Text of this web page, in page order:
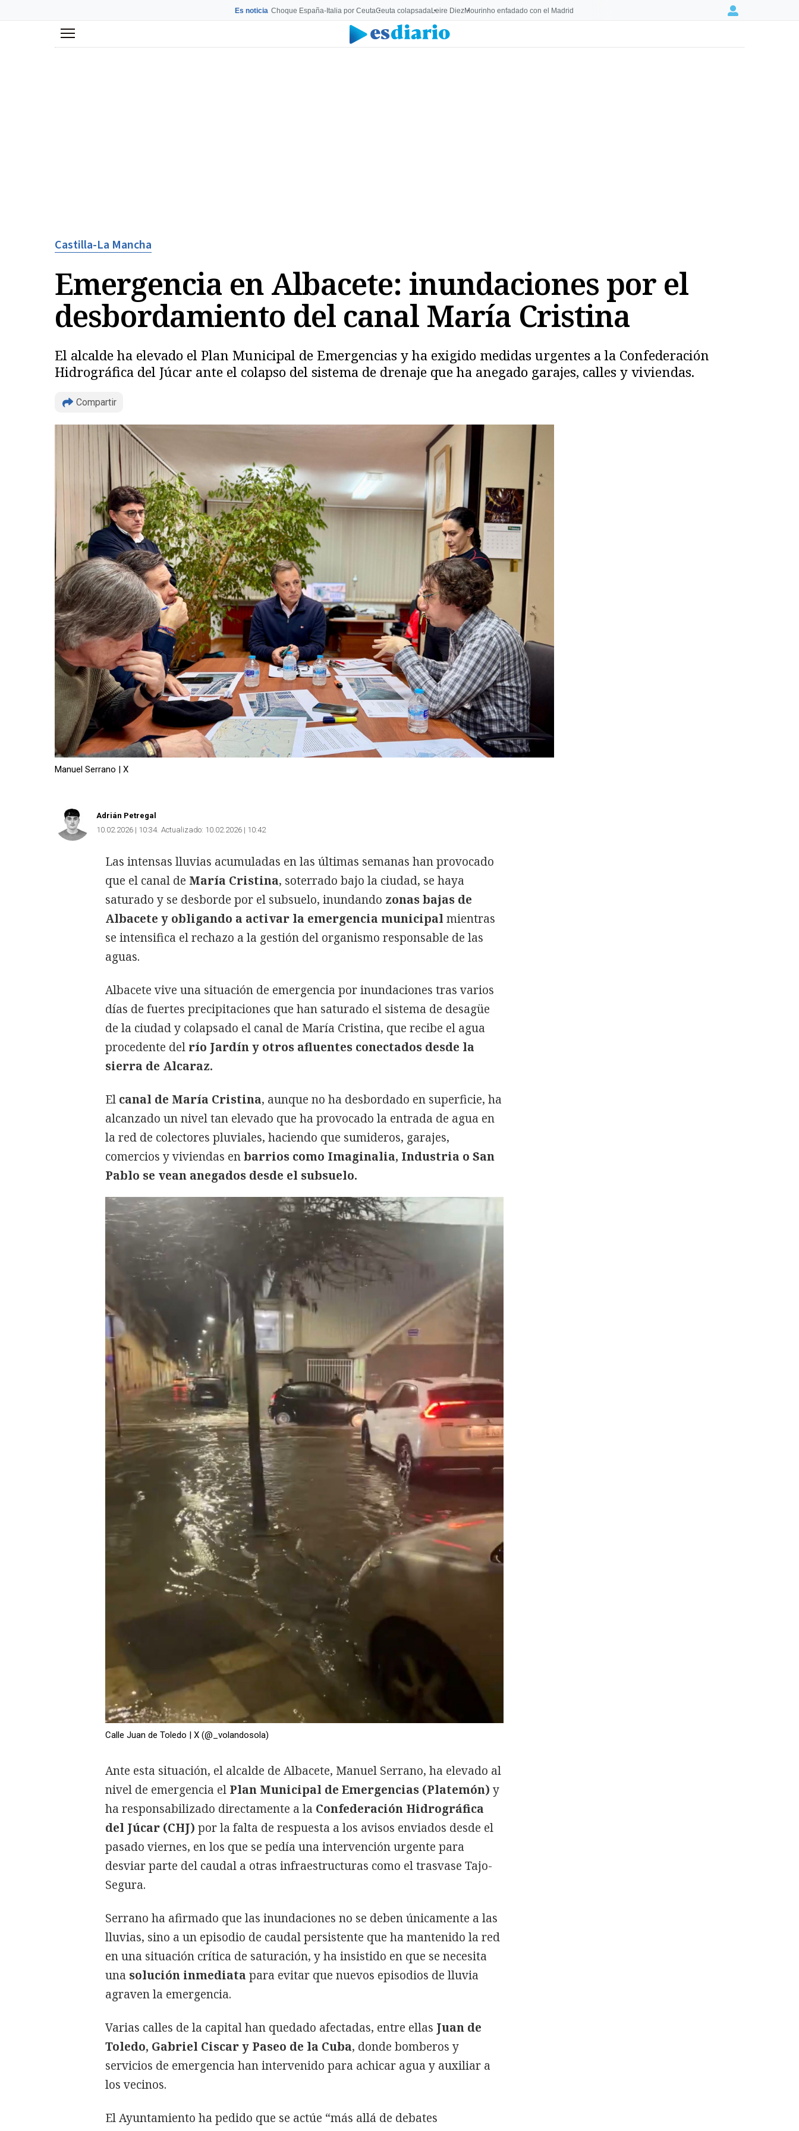
Es noticia Choque España-Italia por CeutaCeuta colapsadaLeire DiezMourinho enfadado con el Madrid Login
Menú
Castilla-La Mancha
Emergencia en Albacete: inundaciones por el
desbordamiento del canal María Cristina
El alcalde ha elevado el Plan Municipal de Emergencias y ha exigido medidas urgentes a la Confederación
Hidrográfica del Júcar ante el colapso del sistema de drenaje que ha anegado garajes, calles y viviendas.
Compartir
Copiar
Manuel Serrano | X
Adrián Petregal
10.02.2026 | 10:34 Actualizado: 10.02.2026 | 10:42
Las intensas lluvias acumuladas en las últimas semanas han provocado
que el canal de María Cristina, soterrado bajo la ciudad, se haya
saturado y se desborde por el subsuelo, inundando zonas bajas de
Albacete y obligando a activar la emergencia municipal mientras
se intensifica el rechazo a la gestión del organismo responsable de las
aguas.
Albacete vive una situación de emergencia por inundaciones tras varios
días de fuertes precipitaciones que han saturado el sistema de desagüe
de la ciudad y colapsado el canal de María Cristina, que recibe el agua
procedente del río Jardín y otros afluentes conectados desde la
sierra de Alcaraz.
El canal de María Cristina, aunque no ha desbordado en superficie, ha
alcanzado un nivel tan elevado que ha provocado la entrada de agua en
la red de colectores pluviales, haciendo que sumideros, garajes,
comercios y viviendas enbarrios como Imaginalia, Industria o San
Pablo se vean anegados desde el subsuelo.
Calle Juan de Toledo | X (@_volandosola)
Ante esta situación, el alcalde de Albacete, Manuel Serrano, ha elevado al
nivel de emergencia el Plan Municipal de Emergencias (Platemón) y
ha responsabilizado directamente a la Confederación Hidrográfica
del Júcar (CHJ) por la falta de respuesta a los avisos enviados desde el
pasado viernes, en los que se pedía una intervención urgente para
desviar parte del caudal a otras infraestructuras como el trasvase Tajo-
Segura.
Serrano ha afirmado que las inundaciones no se deben únicamente a las
lluvias, sino a un episodio de caudal persistente que ha mantenido la red
en una situación crítica de saturación, y ha insistido en que se necesita
una solución inmediata para evitar que nuevos episodios de lluvia
agraven la emergencia.
Varias calles de la capital han quedado afectadas, entre ellas Juan de
Toledo, Gabriel Ciscar y Paseo de la Cuba, donde bomberos y
servicios de emergencia han intervenido para achicar agua y auxiliar a
los vecinos.
El Ayuntamiento ha pedido que se actúe “más allá de debates